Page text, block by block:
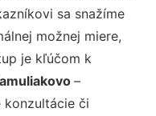
sa snažíme
možnej miere,
je kľúčom k
–
konzultácie či